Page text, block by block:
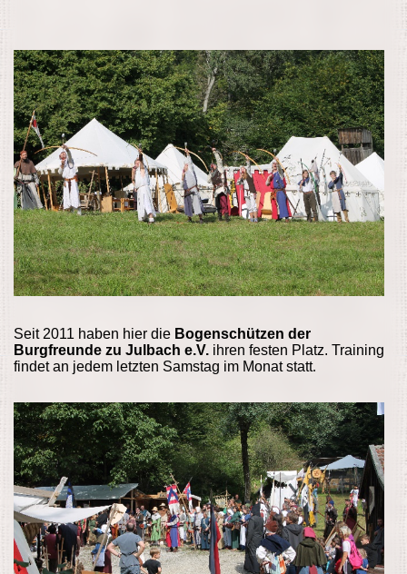
Seit 2011 haben hier die Bogenschützen der
Burgfreunde zu Julbach e.V. ihren festen Platz. Training
findet an jedem letzten Samstag im Monat statt.